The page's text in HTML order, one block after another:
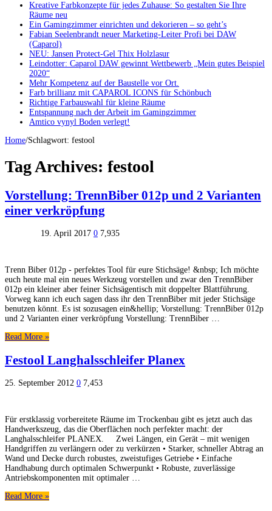
Kreative Farbkonzepte für jedes Zuhause: So gestalten Sie Ihre
Räume neu
Ein Gamingzimmer einrichten und dekorieren – so geht’s
Fabian Seelenbrandt neuer Marketing-Leiter Profi bei DAW
(Caparol)
NEU: Jansen Protect-Gel Thix Holzlasur
Leindotter: Caparol DAW gewinnt Wettbewerb „Mein gutes Beispiel
2020“
Mehr Kompetenz auf der Baustelle vor Ort.
Farb brillianz mit CAPAROL ICONS für Schönbuch
Richtige Farbauswahl für kleine Räume
Entspannung nach der Arbeit im Gamingzimmer
Amtico vynyl Boden verlegt!
Home/Schlagwort: festool
Tag Archives: festool
Vorstellung: TrennBiber 012p und 2 Varianten
einer verkröpfung
19. April 2017 0 7,935
Trenn Biber 012p - perfektes Tool für eure Stichsäge! &nbsp; Ich möchte
euch heute mal ein neues Werkzeug vorstellen und zwar den TrennBiber
012p ein kleiner aber feiner Sichsägentisch mit doppelter Blattführung.
Vorweg kann ich euch sagen dass ihr den TrennBiber mit jeder Stichsäge
benutzen könnt. Es ist sozusagen ein&hellip; Vorstellung: TrennBiber 012p
und 2 Varianten einer verkröpfung Vorstellung: TrennBiber …
Read More »
Festool Langhalsschleifer Planex
25. September 2012 0 7,453
Für erstklassig vorbereitete Räume im Trockenbau gibt es jetzt auch das
Handwerkszeug, das die Oberflächen noch perfekter macht: der
Langhalsschleifer PLANEX. Zwei Längen, ein Gerät – mit wenigen
Handgriffen zu verlängern oder zu verkürzen • Starker, schneller Abtrag an
Wand und Decke durch robustes, zweistufiges Getriebe • Einfache
Handhabung durch optimalen Schwerpunkt • Robuste, zuverlässige
Antriebskomponenten mit optimaler …
Read More »